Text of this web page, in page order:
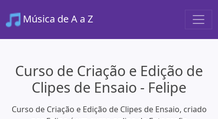
Música de A a Z
Curso de Criação e Edição de
Clipes de Ensaio - Felipe
Curso de Criação e Edição de Clipes de Ensaio, criado